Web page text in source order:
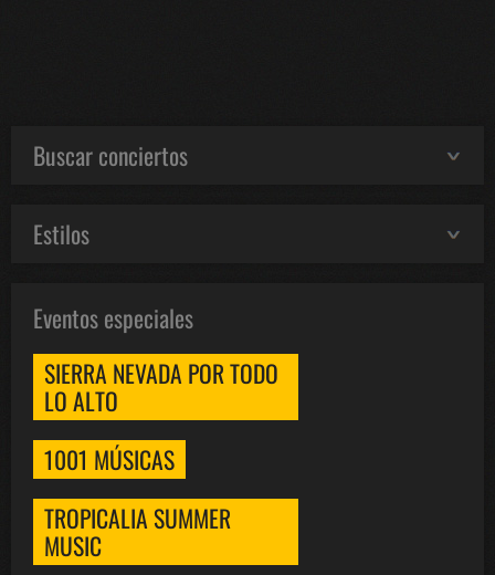
Buscar conciertos
Estilos
Eventos especiales
SIERRA NEVADA POR TODO
LO ALTO
1001 MÚSICAS
TROPICALIA SUMMER
MUSIC